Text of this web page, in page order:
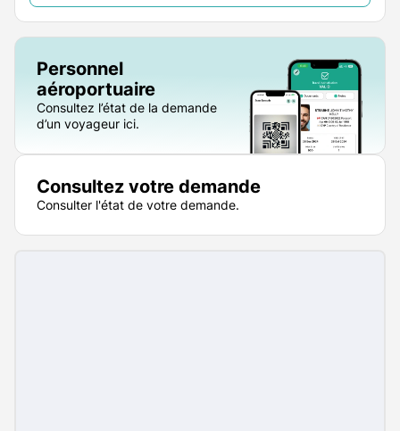
Personnel
aéroportuaire
Consultez l’état de la demande
d’un voyageur ici.
Consultez votre demande
Consulter l'état de votre demande.